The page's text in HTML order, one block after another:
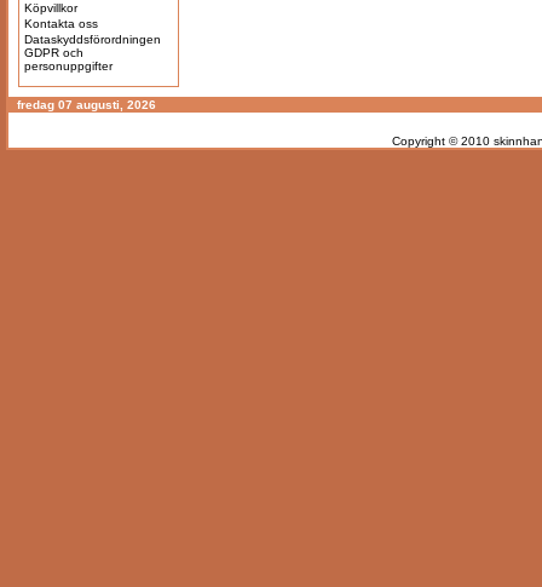
Köpvillkor
Kontakta oss
Dataskyddsförordningen
GDPR och
personuppgifter
fredag 07 augusti, 2026
Copyright © 2010